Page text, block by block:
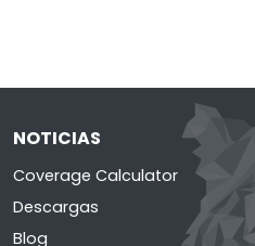
NOTICIAS
Coverage Calculator
Descargas
Blog